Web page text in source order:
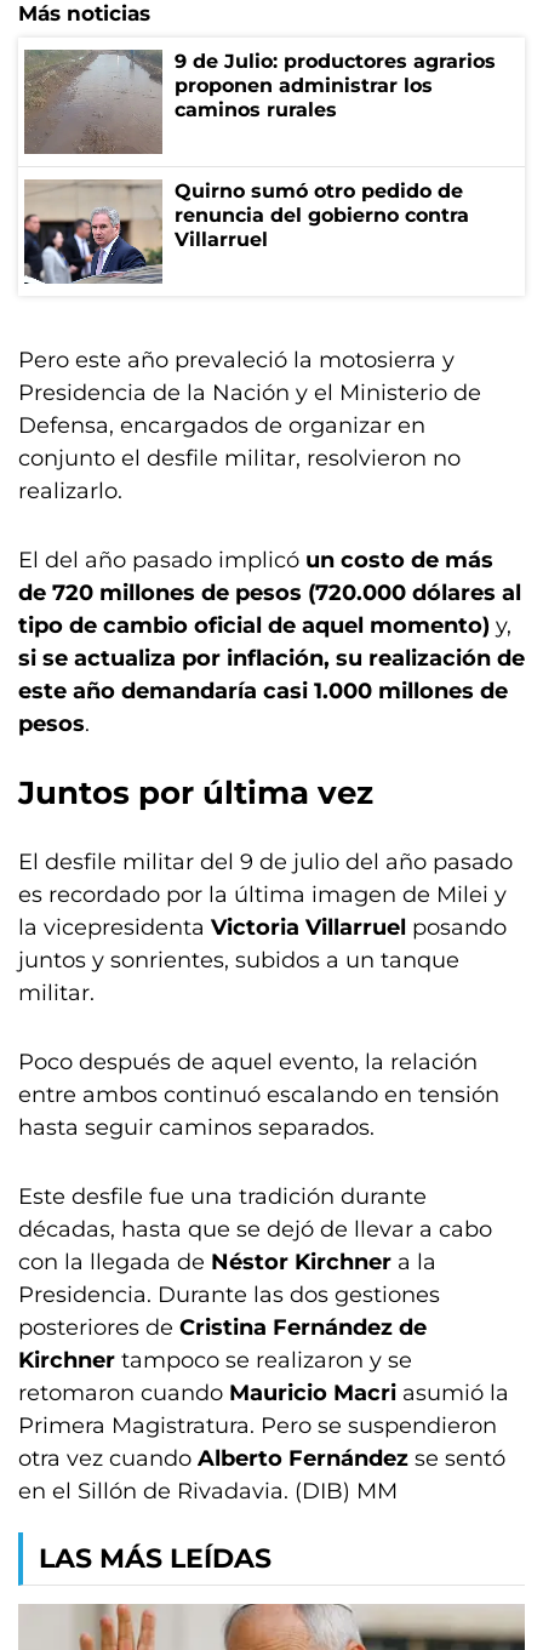
Más noticias
9 de Julio: productores agrarios
proponen administrar los
caminos rurales
Quirno sumó otro pedido de
renuncia del gobierno contra
Villarruel
Pero este año prevaleció la motosierra y
Presidencia de la Nación y el Ministerio de
Defensa, encargados de organizar en
conjunto el desfile militar, resolvieron no
realizarlo.
El del año pasado implicó un costo de más
de 720 millones de pesos (720.000 dólares al
tipo de cambio oficial de aquel momento) y,
si se actualiza por inflación, su realización de
este año demandaría casi 1.000 millones de
pesos.
Juntos por última vez
El desfile militar del 9 de julio del año pasado
es recordado por la última imagen de Milei y
la vicepresidenta Victoria Villarruel posando
juntos y sonrientes, subidos a un tanque
militar.
Poco después de aquel evento, la relación
entre ambos continuó escalando en tensión
hasta seguir caminos separados.
Este desfile fue una tradición durante
décadas, hasta que se dejó de llevar a cabo
con la llegada de Néstor Kirchner a la
Presidencia. Durante las dos gestiones
posteriores de Cristina Fernández de
Kirchner tampoco se realizaron y se
retomaron cuando Mauricio Macri asumió la
Primera Magistratura. Pero se suspendieron
otra vez cuando Alberto Fernández se sentó
en el Sillón de Rivadavia. (DIB) MM
LAS MÁS LEÍDAS